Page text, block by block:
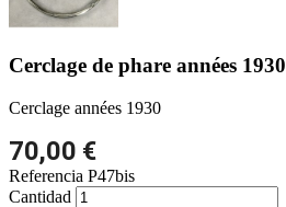
Cerclage de phare années 1930
Cerclage années 1930
70,00 €
Referencia P47bis
Cantidad